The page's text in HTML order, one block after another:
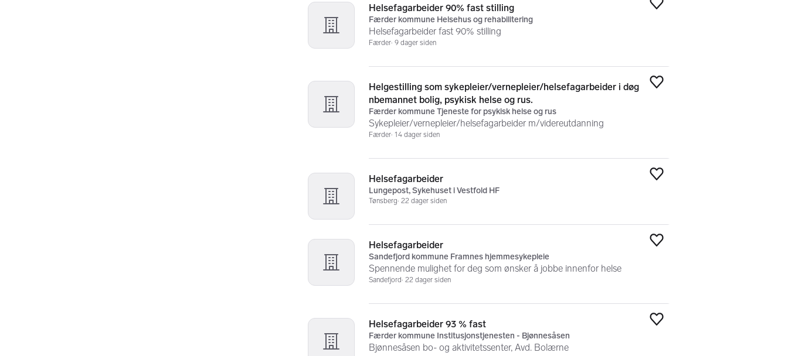
Helsefagarbeider 90% fast stilling
Færder kommune Helsehus og rehabilitering
Helsefagarbeider fast 90% stilling
Færder 9 dager siden
Helgestilling som sykepleier/vernepleier/helsefagarbeider i døg
nbemannet bolig, psykisk helse og rus.
Færder kommune Tjeneste for psykisk helse og rus
Sykepleier/vernepleier/helsefagarbeider m/videreutdanning
Færder 14 dager siden
Helsefagarbeider
Lungepost, Sykehuset i Vestfold HF
Tønsberg 22 dager siden
Helsefagarbeider
Sandefjord kommune Framnes hjemmesykepleie
Spennende mulighet for deg som ønsker å jobbe innenfor helse
Sandefjord 22 dager siden
Helsefagarbeider 93 % fast
Færder kommune Institusjonstjenesten - Bjønnesåsen
Bjønnesåsen bo- og aktivitetssenter, Avd. Bolærne